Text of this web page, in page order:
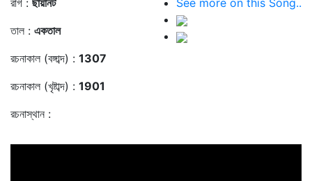
রাগ : ছায়ানট
তাল : একতাল
রচনাকাল (বঙ্গাব্দ) : 1307
রচনাকাল (খৃষ্টাব্দ) : 1901
রচনাস্থান :
See more on this Song..